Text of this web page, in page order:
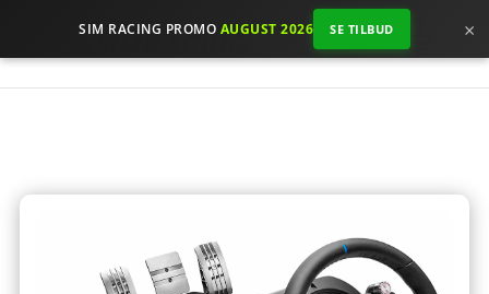
SIM RACING PROMO AUGUST 2026 SE TILBUD ×